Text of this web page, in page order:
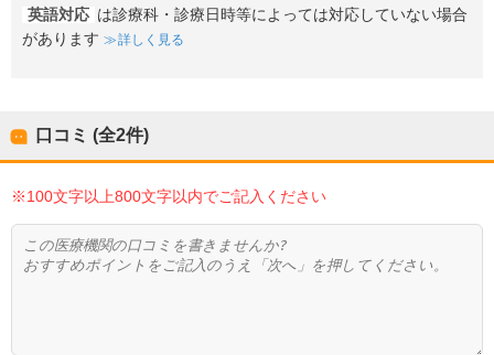
英語対応 は診療科・診療日時等によっては対応していない場合
があります
詳しく見る
口コミ (全2件)
※100文字以上800文字以内でご記入ください